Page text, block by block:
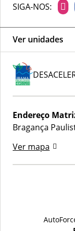
Ver unidades
SIGA-NOS:
Endereço
Bragança
Ver mapa